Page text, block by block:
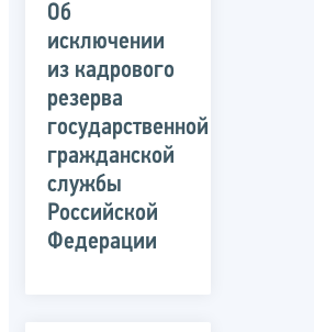
Об
исключении
из кадрового
резерва
государственной
гражданской
службы
Российской
Федерации